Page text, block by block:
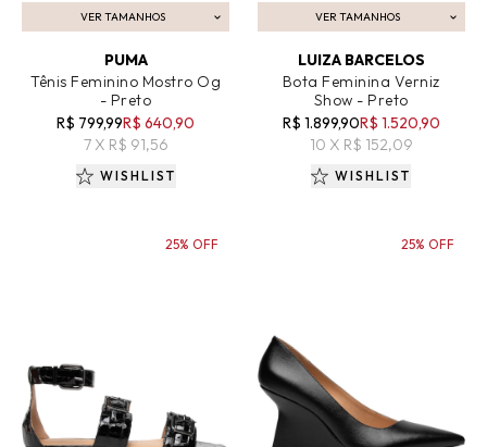
VER TAMANHOS
ADICIONAR AO CARRINHO
PUMA
Tênis Feminino Mostro Og
- Preto
R$ 799,99R$ 640,90
7 X R$ 91,56
WISHLIST
VER TAMANHOS
ADICIONAR AO CARRINHO
LUIZA BARCELOS
Bota Feminina Verniz
Show - Preto
R$ 1.899,90R$ 1.520,90
10 X R$ 152,09
WISHLIST
25% OFF 25% OFF